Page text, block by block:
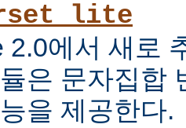
2.0에서 새로
은 문자집합
을 제공한다.